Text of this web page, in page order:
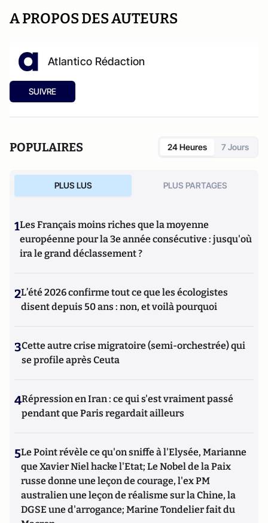
A PROPOS DES AUTEURS
Atlantico Rédaction
SUIVRE
POPULAIRES 24 Heures 7 Jours
PLUS LUS PLUS PARTAGES
1Les Français moins riches que la moyenne
européenne pour la 3e année consécutive : jusqu'où
ira le grand déclassement ?
2L’été 2026 confirme tout ce que les écologistes
disent depuis 50 ans : non, et voilà pourquoi
3Cette autre crise migratoire (semi-orchestrée) qui
se profile après Ceuta
4Répression en Iran : ce qui s'est vraiment passé
pendant que Paris regardait ailleurs
5Le Point révèle ce qu'on sniffe à l'Elysée, Marianne
que Xavier Niel hacke l'Etat; Le Nobel de la Paix
russe donne une leçon de courage, l'ex PM
australien une leçon de réalisme sur la Chine, la
DGSE une d'arrogance; Marine Tondelier fait du